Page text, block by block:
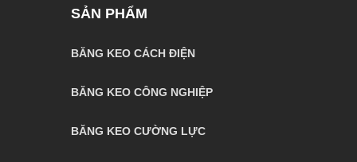
SẢN PHẨM
BĂNG KEO CÁCH ĐIỆN
BĂNG KEO CÔNG NGHIỆP
BĂNG KEO CƯỜNG LỰC